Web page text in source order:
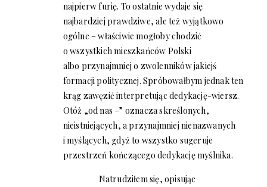
najpierw furię. To ostatnie wydaje się
najbardziej prawdziwe, ale też wyjątkowo
ogólne – właściwie mogłoby chodzić
o wszystkich mieszkańców Polski
albo przynajmniej o zwolenników jakiejś
formacji politycznej. Spróbowałbym jednak ten
krąg zawęzić interpretując dedykację-wiersz.
Otóż „od nas –” oznacza skreślonych,
nieistniejących, a przynajmniej nienazwanych
i myślących, gdyż to wszystko sugeruje
przestrzeń kończącego dedykację myślnika.
Natrudziłem się, opisując